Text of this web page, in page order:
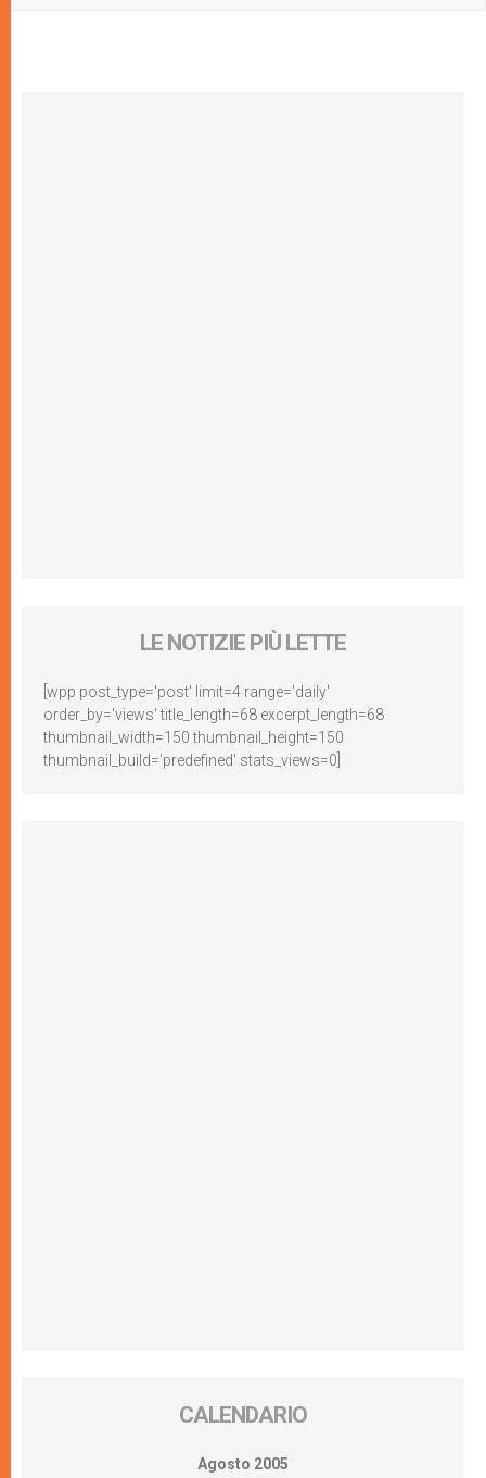
LE NOTIZIE PIÙ LETTE
[wpp post_type='post' limit=4 range='daily'
order_by='views' title_length=68 excerpt_length=68
thumbnail_width=150 thumbnail_height=150
thumbnail_build='predefined' stats_views=0]
CALENDARIO
Agosto 2005